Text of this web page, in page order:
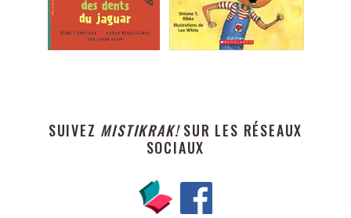
SUIVEZ MISTIKRAK!SUR LES RÉSEAUX
SOCIAUX